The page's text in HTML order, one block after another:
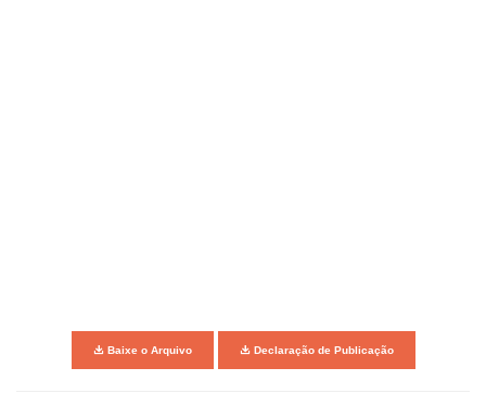
Baixe o Arquivo Declaração de Publicação